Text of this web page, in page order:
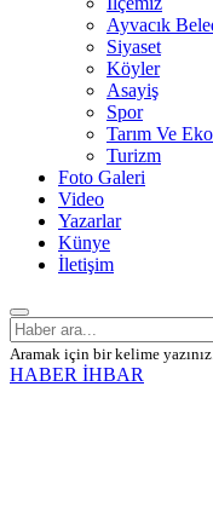
Ayvacık
Siyaset
Köyler
Asayiş
Spor
Tarım Ve
Turizm
Foto Galeri
Video
Yazarlar
Künye
İletişim
Aramak için bir kelime
HABER İHBAR